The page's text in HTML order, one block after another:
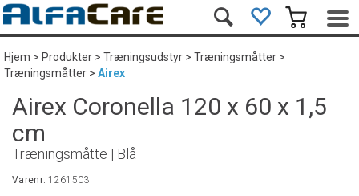
Hjem>Produkter>Træningsudstyr>Træningsmåtter>
Træningsmåtter>Airex
Airex Coronella 120 x 60 x 1,5
cm
Træningsmåtte | Blå
Varenr:1261503